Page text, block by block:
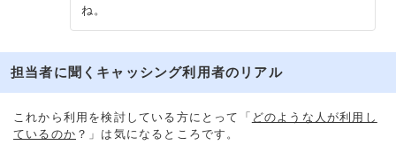
ね。
担当者に聞くキャッシング利用者のリアル
これから利用を検討している方にとって「 どのような人が利用し
ているのか ？」は気になるところです。